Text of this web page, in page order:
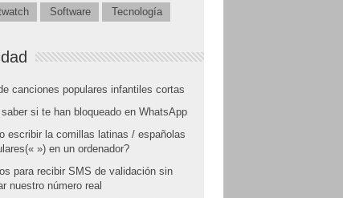
Software Tecnología
canciones populares infantiles cortas
si te han bloqueado en WhatsApp
escribir la comillas latinas / españolas
») en un ordenador?
para recibir SMS de validación sin
nuestro número real